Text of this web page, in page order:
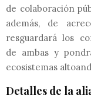
de colaboración
además, de
resguardará los
de ambas y
ecosistemas
Detalles de la